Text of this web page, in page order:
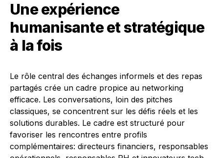
Une expérience
humanisante et stratégique
à la fois
Le rôle central des échanges informels et des repas
partagés crée un cadre propice au networking
efficace. Les conversations, loin des pitches
classiques, se concentrent sur les défis réels et les
solutions durables. Le cadre est structuré pour
favoriser les rencontres entre profils
complémentaires: directeurs financiers, responsables